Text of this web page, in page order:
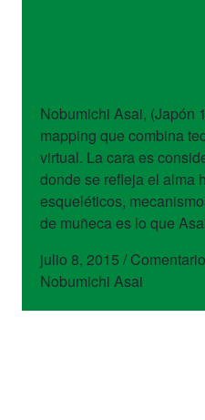
Nobumichi Asai, (Japón
mapping que combina
virtual. La cara es
donde se refleja el alma
esqueléticos,
de muñeca es lo que
julio 8, 2015 /
Nobumichi Asai